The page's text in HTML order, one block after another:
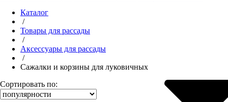
Каталог
/
Товары для рассады
/
Аксессуары для рассады
/
Сажалки и корзины для луковичных
Сортировать по: